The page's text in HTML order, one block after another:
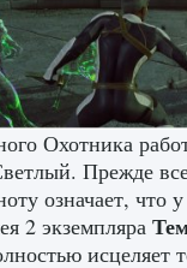
Охотника
Прежде
означает, что
2 экземпляра
исцеляет